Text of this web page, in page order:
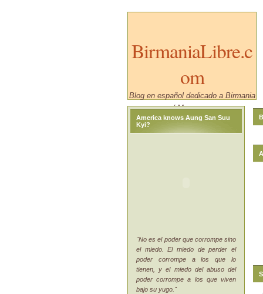
BirmaniaLibre.c
om
Blog en español dedicado a Birmania
/ Myanmar.
America knows Aung San Suu
Kyi?
"No es el poder que corrompe sino
el miedo. El miedo de perder el
poder corrompe a los que lo
tienen, y el miedo del abuso del
poder corrompe a los que viven
bajo su yugo."